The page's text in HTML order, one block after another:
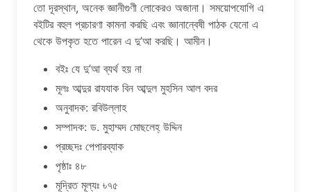
তো দূরস্থান, অনেক জ্ঞানীগুণী লোকেরও অজানা। সময়োপযোগি এ
বইটির বহুল প্রচারণা কামনা করছি এবং জ্ঞানান্বেষী পাঠক যেনো এ
থেকে উপকৃত হতে পারেন এ দু’আ করছি। আমীন।
বইঃ যে দু’আ ব্যর্থ হয় না
মূলঃ আব্দুর রাযযাক বিন আব্দুল মুহসিন আল বদর
অনুবাদক: রবিউল্লাহ
সম্পাদক: ড. মুহাম্মদ মোছলেহ্ উদ্দিন
প্রচ্ছদঃ পেপারব্যাক
পৃষ্ঠাঃ ৪৮
মূদ্রিত মূল্যঃ ৳৭৫